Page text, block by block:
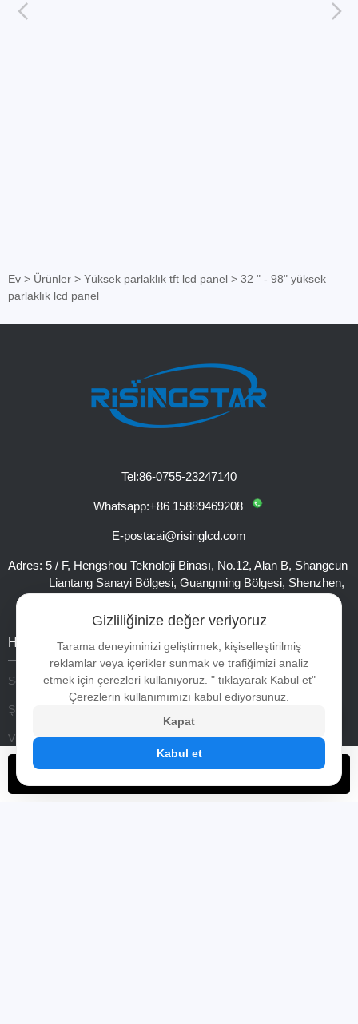
Ev > Ürünler > Yüksek parlaklık tft lcd panel > 32 " - 98" yüksek
parlaklık lcd panel
Şimdi başvurun
Tel:86-0755-23247140
Whatsapp:+86 15889469208
E-posta:ai@risinglcd.com
Adres: 5 / F, Hengshou Teknoloji Binası, No.12, Alan B, Shangcun
Liantang Sanayi Bölgesi, Guangming Bölgesi, Shenzhen,
Hakkında
Sertifikalar
Şirket gösterisi
Video
Ürünler
Yüksek parlaklık tft lcd panel
Tam açık dijital tabela
Yüksek parlaklık açık çerçeve monitörü
Taşınabilir pil dijital tabela
Bağlantılar
Gizliliğinize değer veriyoruz
Tarama deneyiminizi geliştirmek, kişiselleştirilmiş
reklamlar veya içerikler sunmak ve trafiğimizi analiz
etmek için çerezleri kullanıyoruz. " tıklayarak Kabul et"
Çerezlerin kullanımımızı kabul ediyorsunuz.
Kapat
Kabul et